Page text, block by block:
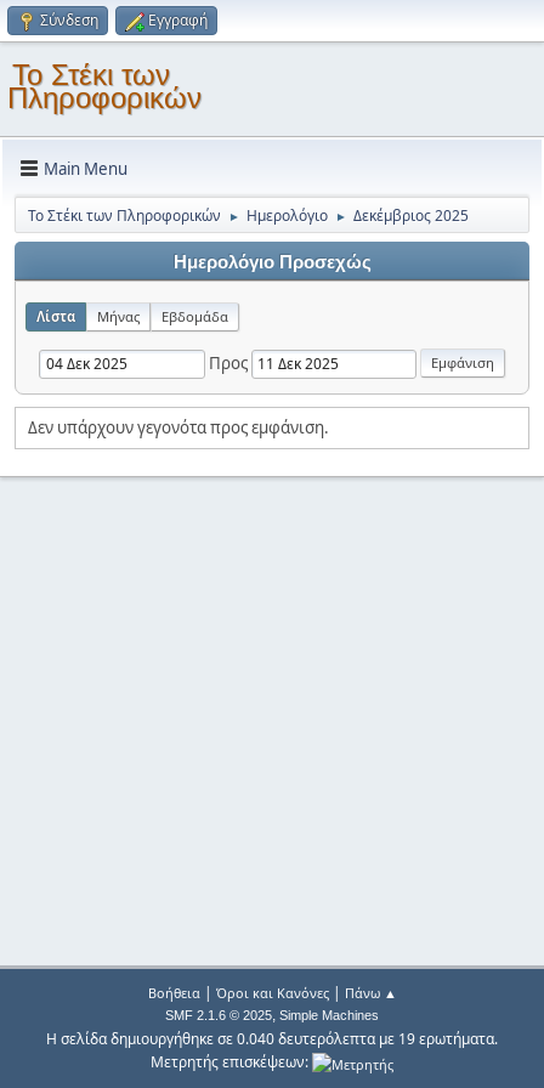
Σύνδεση Εγγραφή
Το Στέκι των
Πληροφορικών
Main Menu
Το Στέκι των Πληροφορικών ► Ημερολόγιο ► Δεκέμβριος 2025
Ημερολόγιο Προσεχώς
Λίστα Μήνας Εβδομάδα
Προς
Δεν υπάρχουν γεγονότα προς εμφάνιση.
Βοήθεια| Όροι και Κανόνες| Πάνω ▲
SMF 2.1.6 © 2025, Simple Machines
Η σελίδα δημιουργήθηκε σε 0.040 δευτερόλεπτα με 19 ερωτήματα.
Μετρητής επισκέψεων: